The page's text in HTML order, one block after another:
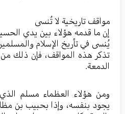
مواقف تاريخية لا تُنسى
إن ما قدمه هؤلاء بين يدي
يُنسى في تأريخ الإسلام
تذكر هذه المواقف، فإن ذلك
الدمعة.
ومن هؤلاء العظماء مسلم
يجود بنفسه، وإذا بحبيب بن